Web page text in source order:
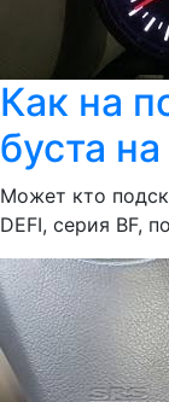
Как на
буста
Может кто
DEFI, серия BF,